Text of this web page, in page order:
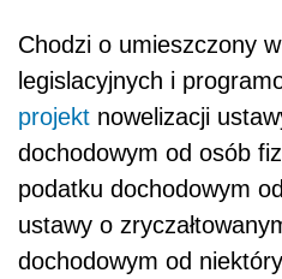
Chodzi o umieszczony
legislacyjnych i
projekt nowelizacji
dochodowym od osób
podatku dochodowym
ustawy o
dochodowym od